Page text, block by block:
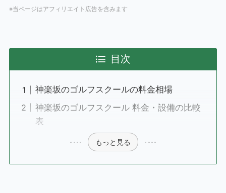
※当ページはアフィリエイト広告を含みます
目次
神楽坂のゴルフスクールの料金相場
神楽坂のゴルフスクール 料金・設備の比較
表
もっと見る